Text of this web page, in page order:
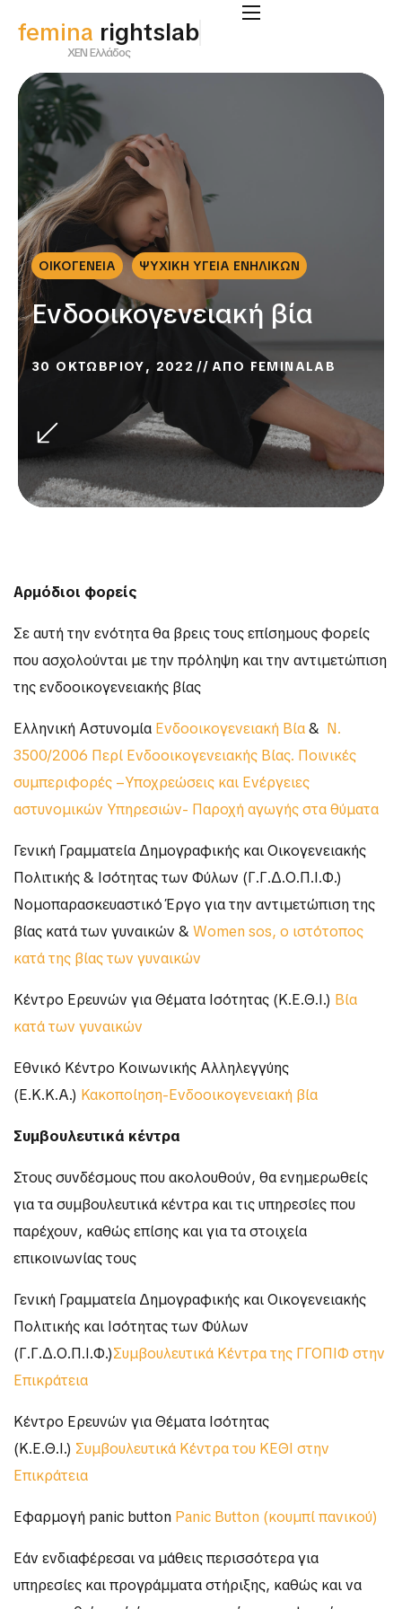
femina rightslab
ΧΕΝ Ελλάδος
ΟΙΚΟΓΕΝΕΙΑ ΨΥΧΙΚΗ ΥΓΕΙΑ ΕΝΗΛΙΚΩΝ
Ενδοοικογενειακή βία
30 ΟΚΤΩΒΡΙΟΥ, 2022 ΑΠΟ FEMINALAB
Αρμόδιοι φορείς
Σε αυτή την ενότητα θα βρεις τους επίσημους φορείς
που ασχολούνται με την πρόληψη και την αντιμετώπιση
της ενδοοικογενειακής βίας
Ελληνική Αστυνομία Ενδοοικογενειακή Βία& Ν.
3500/2006 Περί Ενδοοικογενειακής Βίας. Ποινικές
συμπεριφορές –Υποχρεώσεις και Ενέργειες
αστυνομικών Υπηρεσιών- Παροχή αγωγής στα θύματα
Γενική Γραμματεία Δημογραφικής και Οικογενειακής
Πολιτικής & Ισότητας των Φύλων (Γ.Γ.Δ.Ο.Π.Ι.Φ.)
Νομοπαρασκευαστικό Έργο για την αντιμετώπιση της
βίας κατά των γυναικών & Women sos, ο ιστότοπος
κατά της βίας των γυναικών
Κέντρο Ερευνών για Θέματα Ισότητας (Κ.Ε.Θ.Ι.) Βία
κατά των γυναικών
Εθνικό Κέντρο Κοινωνικής Αλληλεγγύης
(Ε.Κ.Κ.Α.) Κακοποίηση-Ενδοοικογενειακή βία
Συμβουλευτικά κέντρα
Στους συνδέσμους που ακολουθούν, θα ενημερωθείς
για τα συμβουλευτικά κέντρα και τις υπηρεσίες που
παρέχουν, καθώς επίσης και για τα στοιχεία
επικοινωνίας τους
Γενική Γραμματεία Δημογραφικής και Οικογενειακής
Πολιτικής και Ισότητας των Φύλων
(Γ.Γ.Δ.Ο.Π.Ι.Φ.)Συμβουλευτικά Κέντρα της ΓΓΟΠΙΦ στην
Επικράτεια
Κέντρο Ερευνών για Θέματα Ισότητας
(Κ.Ε.Θ.Ι.) Συμβουλευτικά Κέντρα του ΚΕΘΙ στην
Επικράτεια
Εφαρμογή panic button Panic Button (κουμπί πανικού)
Εάν ενδιαφέρεσαι να μάθεις περισσότερα για
υπηρεσίες και προγράμματα στήριξης, καθώς και να